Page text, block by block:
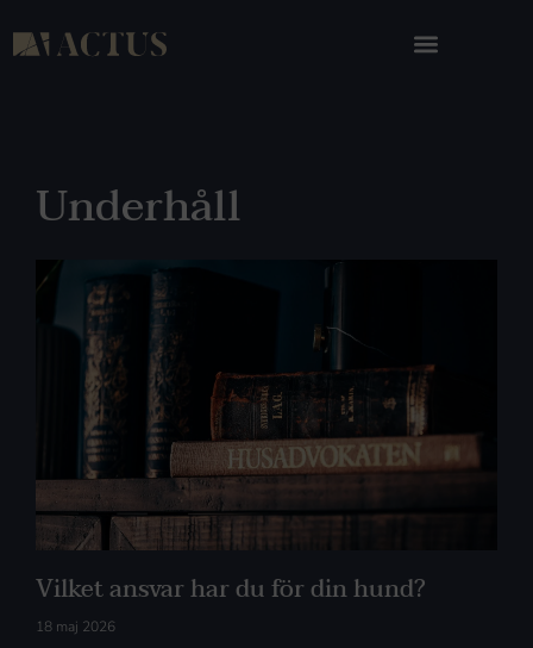
Underhåll
Vilket ansvar har du för din hund?
18 maj 2026